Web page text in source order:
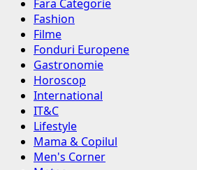
Fara Categorie
Fashion
Filme
Fonduri Europene
Gastronomie
Horoscop
International
IT&C
Lifestyle
Mama & Copilul
Men's Corner